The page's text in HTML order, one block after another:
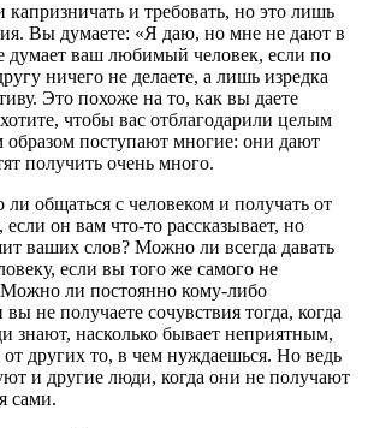
и требовать, но это лишь
Вы думаете: «Я даю, но мне не дают в
думает ваш любимый человек, если по
ничего не делаете, а лишь изредка
Это похоже на то, как вы даете
чтобы вас отблагодарили целым
поступают многие: они дают
получить очень много.
общаться с человеком и получать от
если он вам что-то рассказывает, но
ваших слов? Можно ли всегда давать
если вы того же самого не
Можно ли постоянно кому-либо
вы не получаете сочувствия тогда, когда
знают, насколько бывает неприятным,
от других то, в чем нуждаешься. Но ведь
и другие люди, когда они не получают
сами.